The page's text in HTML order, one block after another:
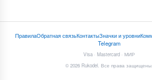
ПравилаОбратная связьКонтактыЗначки и уровни
Telegram
Visa · Mastercard · МИР
© 2026 Rukodel. Все права защищены.